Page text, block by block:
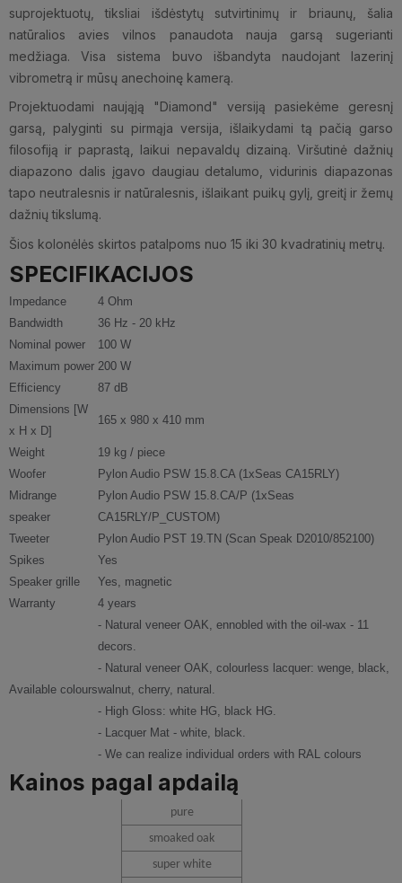
suprojektuotų, tiksliai išdėstytų sutvirtinimų ir briaunų, šalia
natūralios avies vilnos panaudota nauja garsą sugerianti
medžiaga. Visa sistema buvo išbandyta naudojant lazerinį
vibrometrą ir mūsų anechoinę kamerą.
Projektuodami naująją "Diamond" versiją pasiekėme geresnį
garsą, palyginti su pirmąja versija, išlaikydami tą pačią garso
filosofiją ir paprastą, laikui nepavaldų dizainą. Viršutinė dažnių
diapazono dalis įgavo daugiau detalumo, vidurinis diapazonas
tapo neutralesnis ir natūralesnis, išlaikant puikų gylį, greitį ir žemų
dažnių tikslumą.
Šios kolonėlės skirtos patalpoms nuo 15 iki 30 kvadratinių metrų.
SPECIFIKACIJOS
Impedance
4 Ohm
Bandwidth
36 Hz - 20 kHz
Nominal power
100 W
Maximum power 200 W
Efficiency
87 dB
Dimensions [W
x H x D]
165 x 980 x 410 mm
Weight
19 kg / piece
Woofer
Pylon Audio PSW 15.8.CA (1xSeas CA15RLY)
Midrange
speaker
Pylon Audio PSW 15.8.CA/P (1xSeas
CA15RLY/P_CUSTOM)
Tweeter
Pylon Audio PST 19.TN (Scan Speak D2010/852100)
Spikes
Yes
Speaker grille
Yes, magnetic
Warranty
4 years
Available colours
- Natural veneer OAK, ennobled with the oil-wax - 11
decors.
- Natural veneer OAK, colourless lacquer: wenge, black,
walnut, cherry, natural.
- High Gloss: white HG, black HG.
- Lacquer Mat - white, black.
- We can realize individual orders with RAL colours
Kainos pagal apdailą
pure
smoaked oak
super white